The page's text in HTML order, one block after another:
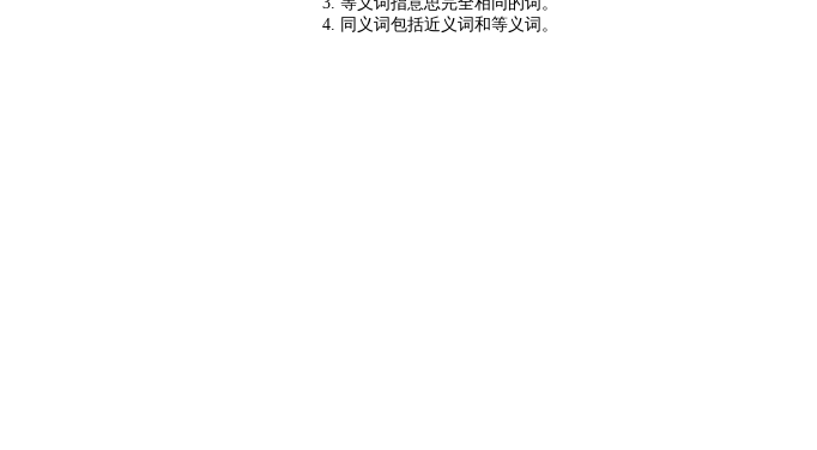
4. 同义词包括近义词和等义词。